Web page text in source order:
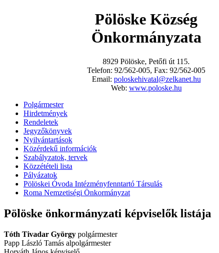
Pölöske Község
Önkormányzata
8929 Pölöske, Petőfi út 115.
Telefon: 92/562-005, Fax: 92/562-005
Email: poloskehivatal@zelkanet.hu
Web: www.poloske.hu
Polgármester
Hirdetmények
Rendeletek
Jegyzőkönyvek
Nyilvántartások
Közérdekű információk
Szabályzatok, tervek
Közzétételi lista
Pályázatok
Pölöskei Óvoda Intézményfenntartó Társulás
Roma Nemzetiségi Önkormányzat
Pölöske önkormányzati képviselők listája
Tóth Tivadar György polgármester
Papp László Tamás alpolgármester